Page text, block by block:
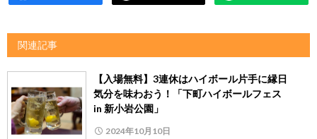
関連記事
【入場無料】3連休はハイボール片手に縁日
気分を味わおう！「下町ハイボールフェス
in 新小岩公園」
2024年10月10日